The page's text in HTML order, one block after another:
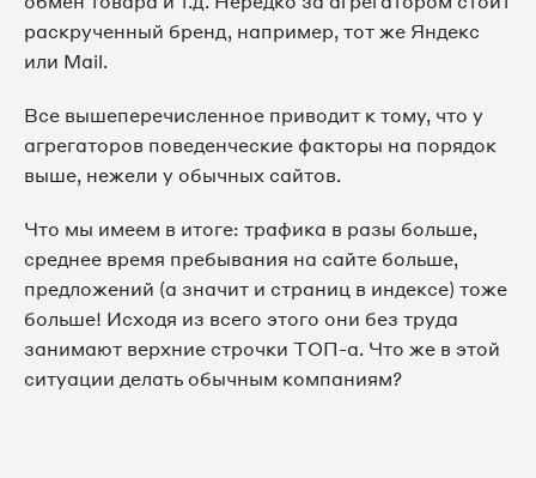
раскрученный бренд, например, тот же Яндекс
или Mail.
Все вышеперечисленное приводит к тому, что у
агрегаторов поведенческие факторы на порядок
выше, нежели у обычных сайтов.
Что мы имеем в итоге: трафика в разы больше,
среднее время пребывания на сайте больше,
предложений (а значит и страниц в индексе) тоже
больше! Исходя из всего этого они без труда
занимают верхние строчки ТОП-а. Что же в этой
ситуации делать обычным компаниям?